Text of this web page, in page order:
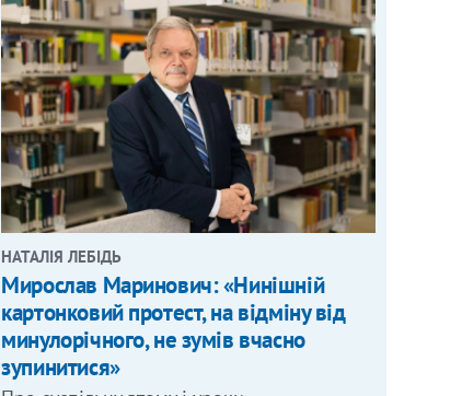
НАТАЛІЯ ЛЕБІДЬ
Мирослав Маринович: «Нинішній
картонковий протест, на відміну від
минулорічного, не зумів вчасно
зупинитися»